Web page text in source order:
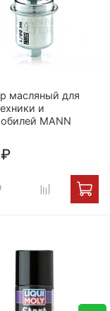
масляный для
и
МАNN